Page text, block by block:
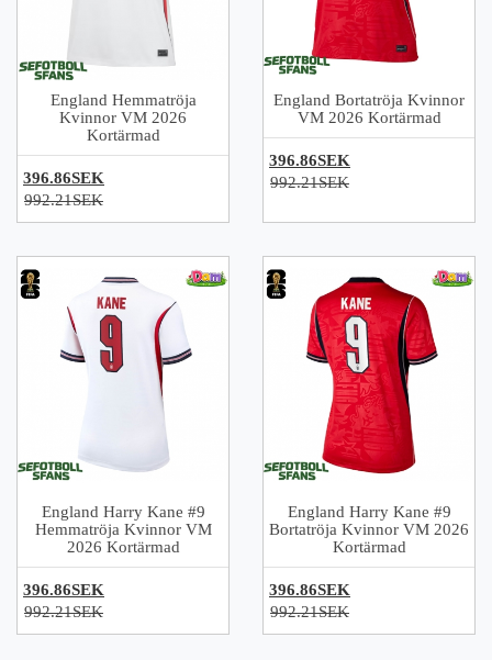
England Hemmatröja
Kvinnor VM 2026
Kortärmad
396.86SEK
992.21SEK
England Bortatröja Kvinnor
VM 2026 Kortärmad
396.86SEK
992.21SEK
England Harry Kane #9
Hemmatröja Kvinnor VM
2026 Kortärmad
396.86SEK
992.21SEK
England Harry Kane #9
Bortatröja Kvinnor VM 2026
Kortärmad
396.86SEK
992.21SEK